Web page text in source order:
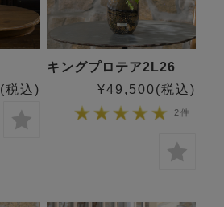
(税込)
キングプロテア2L26
¥49,500(税込)
2件